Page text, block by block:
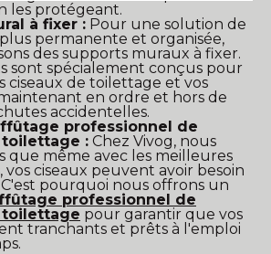
les protégeant.
à fixer : Pour une solution de
permanente et organisée,
des supports muraux à fixer.
sont spécialement conçus pour
ciseaux de toilettage et vos
en ordre et hors de
accidentelles.
professionnel de
toilettage : Chez Vivog, nous
que même avec les meilleures
vos ciseaux peuvent avoir besoin
pourquoi nous offrons un
professionnel de
toilettage pour garantir que vos
tranchants et prêts à l'emploi